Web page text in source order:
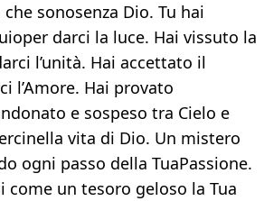
sonosenza Dio. Tu hai
darci la luce. Hai vissuto la
l’unità. Hai accettato il
l’Amore. Hai provato
e sospeso tra Cielo e
vita di Dio. Un mistero
ogni passo della TuaPassione.
come un tesoro geloso la Tua